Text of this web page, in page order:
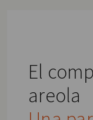
El
areola